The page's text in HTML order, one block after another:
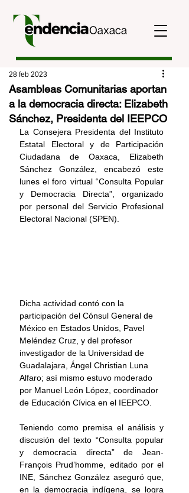
Asambleas Comunitarias aportan
a la democracia directa: Elizabeth
Sánchez, Presidenta del IEEPCO
28 feb 2023
La Consejera Presidenta del Instituto
Estatal Electoral y de Participación
Ciudadana de Oaxaca, Elizabeth
Sánchez González, encabezó este
lunes el foro virtual “Consulta Popular
y Democracia Directa”, organizado
por personal del Servicio Profesional
Electoral Nacional (SPEN).
Dicha actividad contó con la
participación del Cónsul General de
México en Estados Unidos, Pavel
Meléndez Cruz, y del profesor
investigador de la Universidad de
Guadalajara, Ángel Christian Luna
Alfaro; así mismo estuvo moderado
por Manuel León López, coordinador
de Educación Cívica en el IEEPCO.
Teniendo como premisa el análisis y
discusión del texto “Consulta popular
y democracia directa” de Jean-
François Prud’homme, editado por el
INE, Sánchez González aseguró que,
en la democracia indígena, se logra